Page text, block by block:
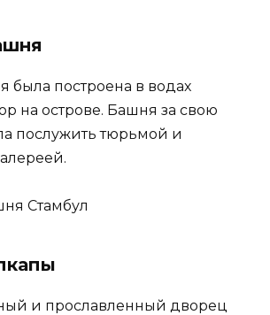
была построена в водах
на острове. Башня за свою
послужить тюрьмой и
и прославленный дворец